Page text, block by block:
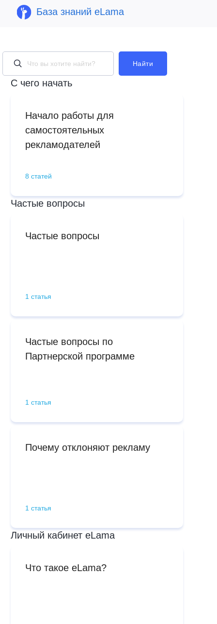
База знаний eLama
Найти
С чего начать
Начало работы для
самостоятельных
рекламодателей
8 статей
Частые вопросы
Частые вопросы
1 статья
Частые вопросы по
Партнерской программе
1 статья
Почему отклоняют рекламу
1 статья
Личный кабинет eLama
Что такое eLama?